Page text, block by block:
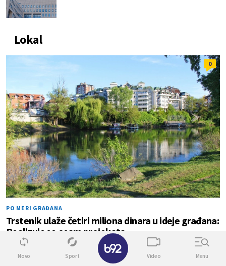
Lokal
0
PO MERI GRAĐANA
Trstenik ulaže četiri miliona dinara u ideje građana:
Realizuje se osam projekata
0
Novo Sport Video Menu
✕